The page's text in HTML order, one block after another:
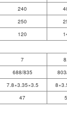
240
250
120
7
688/835
7.8×3.35×3.5
47